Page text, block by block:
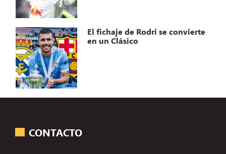
El fichaje de Rodri se convierte
en un Clásico
CONTACTO